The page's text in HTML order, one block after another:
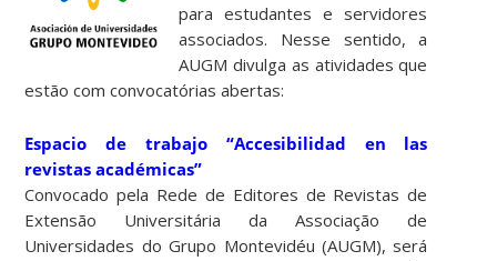
para estudantes e servidores
associados. Nesse sentido, a
AUGM divulga as atividades que
estão com convocatórias abertas:
Espacio de trabajo “Accesibilidad en las
revistas académicas”
Convocado pela Rede de Editores de Revistas de
Extensão Universitária da Associação de
Universidades do Grupo Montevidéu (AUGM), será